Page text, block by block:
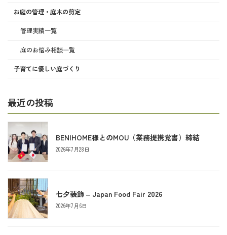
お庭の管理・庭木の剪定
管理実績一覧
庭のお悩み相談一覧
子育てに優しい庭づくり
最近の投稿
BENIHOME様とのMOU（業務提携覚書）締結
2026年7月28日
七夕装飾 ‒ Japan Food Fair 2026
2026年7月6日